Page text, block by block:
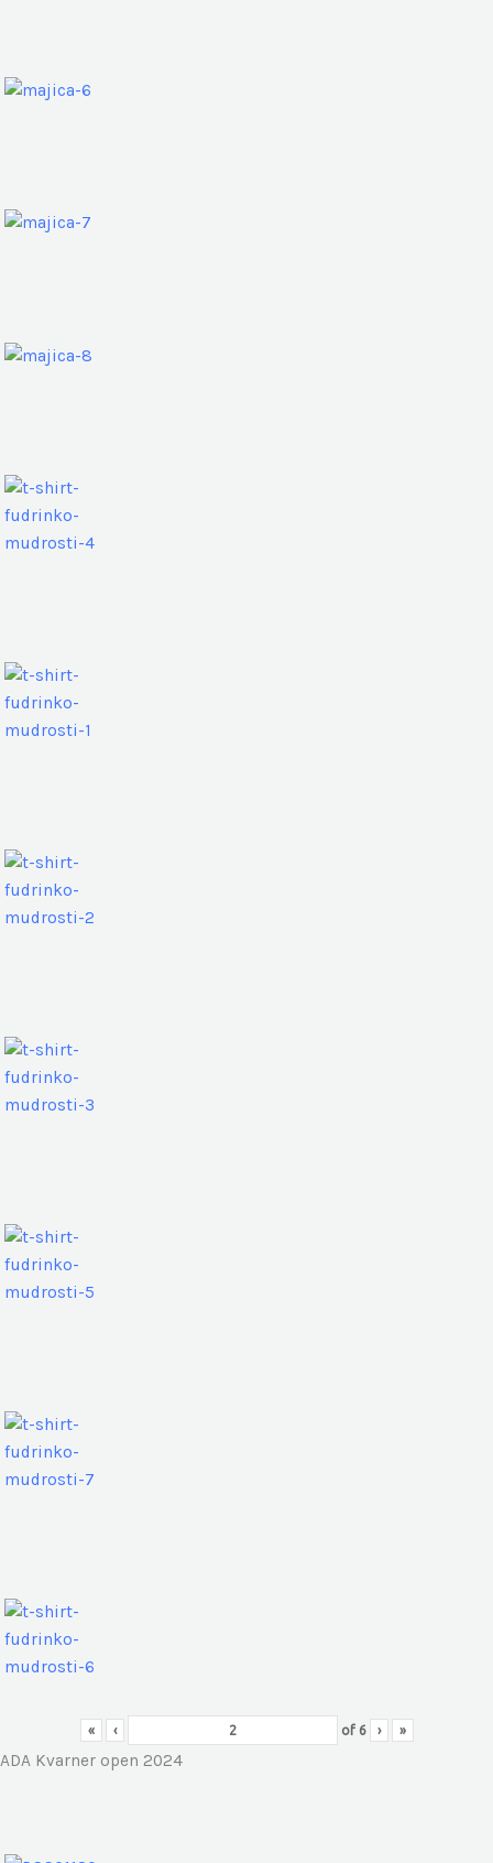
« ‹ of 6 › »
ADA Kvarner open 2024